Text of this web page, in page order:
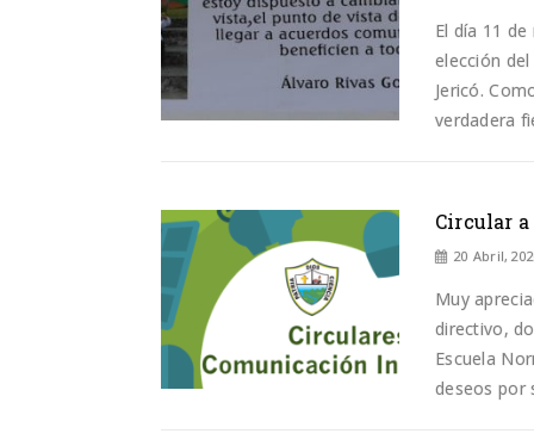
El día 11
elección
Jericó.
verdadera
Circular
20 Abril,
Muy
directivo,
Escuela
deseos por